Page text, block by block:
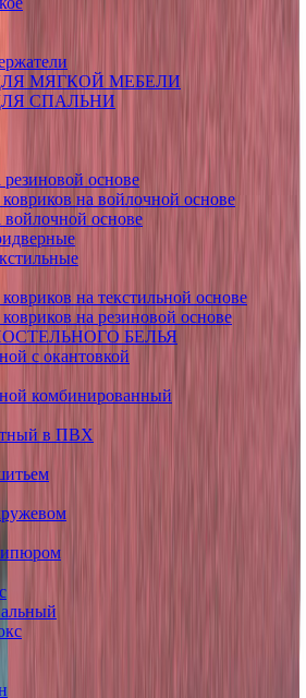
МЯГКОЙ МЕБЕЛИ
СПАЛЬНИ
основе
на войлочной основе
основе
на текстильной основе
на резиновой основе
БЕЛЬЯ
с окантовкой
комбинированный
в ПВХ